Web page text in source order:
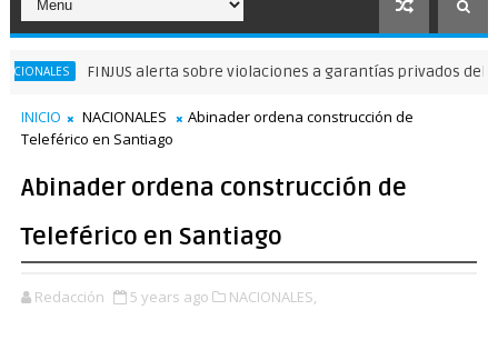
FINJUS alerta sobre violaciones a garantías privados delibertad
INICIO NACIONALES
Abinader ordena construcción de
Teleférico en Santiago
Abinader ordena construcción de
Teleférico en Santiago
Redacción 5 years ago NACIONALES,